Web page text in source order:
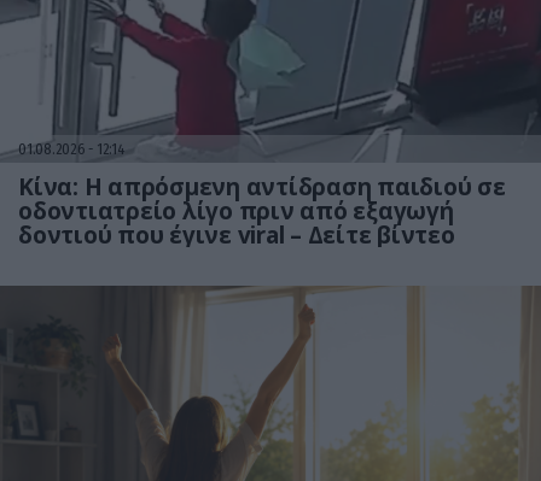
01.08.2026 12:14
Κίνα: Η απρόσμενη αντίδραση παιδιού σε
οδοντιατρείο λίγο πριν από εξαγωγή
δοντιού που έγινε viral – Δείτε βίντεο